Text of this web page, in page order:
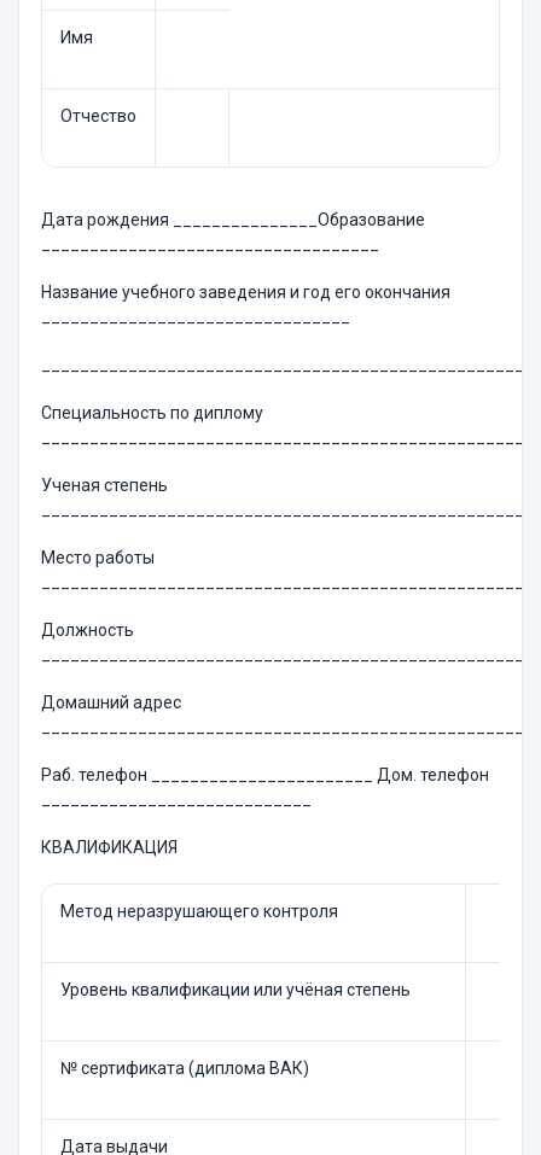
Имя
Отчество
Дата рождения _______________Образование
Название учебного заведения и год его окончания
Специальность по диплому
Ученая степень
Место работы
Должность
Домашний адрес
Раб. телефон _______________________ Дом. телефон
КВАЛИФИКАЦИЯ
Метод неразрушающего контроля
Уровень квалификации или учёная степень
№ сертификата (диплома ВАК)
Дата выдачи